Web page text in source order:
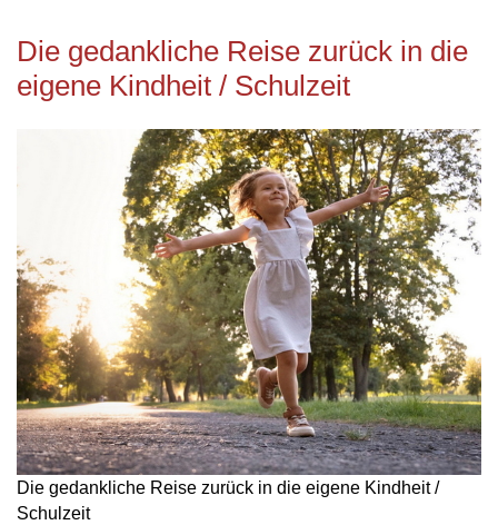
Die gedankliche Reise zurück in die
eigene Kindheit / Schulzeit
Die gedankliche Reise zurück in die eigene Kindheit /
Schulzeit